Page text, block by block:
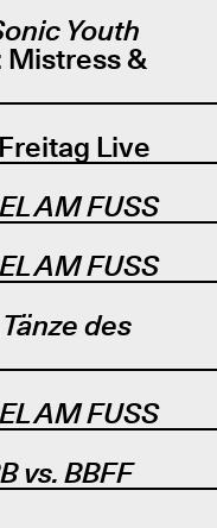
Youth
&
Live
AM FUSS
AM FUSS
Tänze des
AM FUSS
vs. BBFF